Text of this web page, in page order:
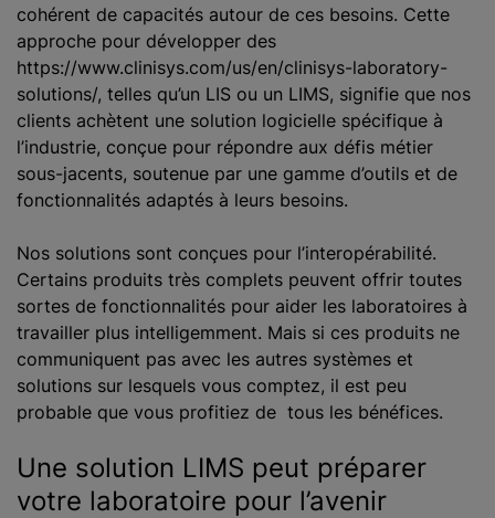
cohérent de capacités autour de ces besoins. Cette
approche pour développer des
https://www.clinisys.com/us/en/clinisys-laboratory-
solutions/, telles qu’un LIS ou un LIMS, signifie que nos
clients achètent une solution logicielle spécifique à
l’industrie, conçue pour répondre aux défis métier
sous-jacents, soutenue par une gamme d’outils et de
fonctionnalités adaptés à leurs besoins.
Nos solutions sont conçues pour l’interopérabilité.
Certains produits très complets peuvent offrir toutes
sortes de fonctionnalités pour aider les laboratoires à
travailler plus intelligemment. Mais si ces produits ne
communiquent pas avec les autres systèmes et
solutions sur lesquels vous comptez, il est peu
probable que vous profitiez de tous les bénéfices.
Une solution LIMS peut préparer
votre laboratoire pour l’avenir